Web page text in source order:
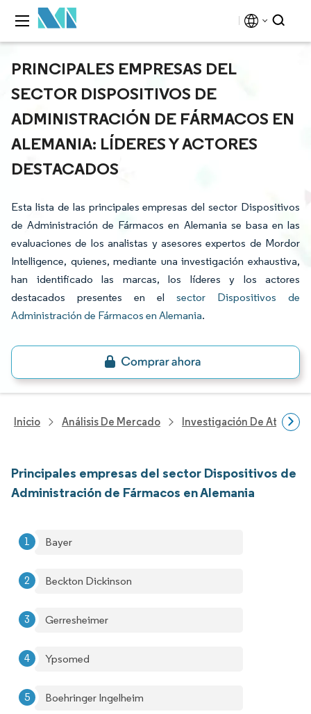
PRINCIPALES EMPRESAS DEL
SECTOR DISPOSITIVOS DE
ADMINISTRACIÓN DE FÁRMACOS EN
ALEMANIA: LÍDERES Y ACTORES
DESTACADOS
Esta lista de las principales empresas del sector Dispositivos
de Administración de Fármacos en Alemania se basa en las
evaluaciones de los analistas y asesores expertos de Mordor
Intelligence, quienes, mediante una investigación exhaustiva,
han identificado las marcas, los líderes y los actores
destacados presentes en el sector Dispositivos de
Administración de Fármacos en Alemania.
Inicio Análisis De Mercado Investigación De
Principales empresas del sector Dispositivos de
Administración de Fármacos en Alemania
Bayer
Beckton Dickinson
Gerresheimer
Ypsomed
Boehringer Ingelheim